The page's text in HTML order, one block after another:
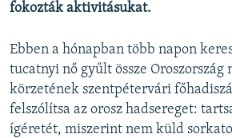
fokozták aktivitásukat.
Ebben a hónapban több napon
tucatnyi nő gyűlt össze
körzetének szentpétervári
felszólítsa az orosz hadsereget:
ígéretét, miszerint nem küld